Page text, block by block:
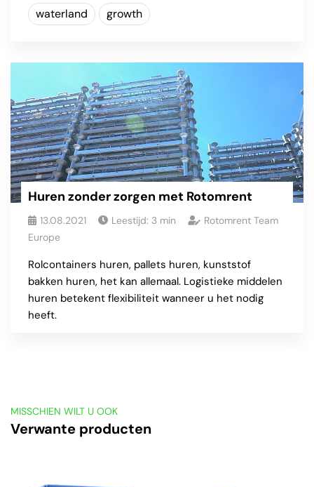
waterland growth
Huren zonder zorgen met Rotomrent
13.08.2021 Leestijd: 3 min
Rotomrent Team
Europe
Rolcontainers huren, pallets huren, kunststof
bakken huren, het kan allemaal. Logistieke middelen
huren betekent flexibiliteit wanneer u het nodig
heeft.
MISSCHIEN WILT U OOK
Verwante producten